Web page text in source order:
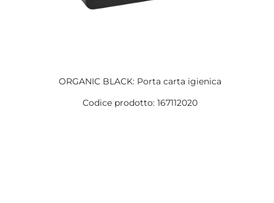
ORGANIC BLACK: Porta carta igienica
Codice prodotto: 167112020